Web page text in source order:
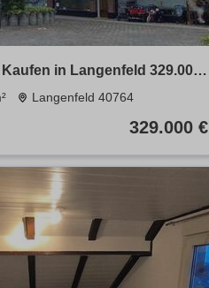
in Langenfeld 329.000
Langenfeld 40764
329.000 €